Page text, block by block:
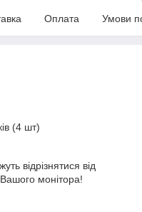
Оплата Умови
(4 шт)
відрізнятися від
монітора!